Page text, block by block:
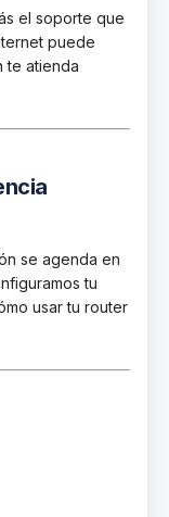
el soporte que
puede
te atienda
se agenda en
tu
usar tu router